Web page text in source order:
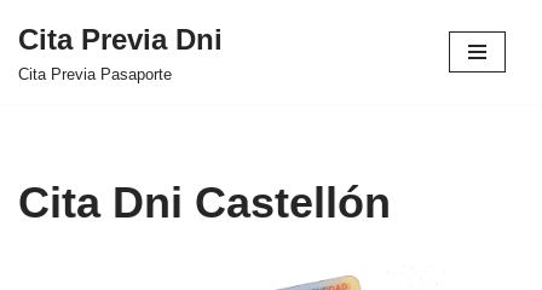
Saltar
Cita Previa Dni
Cita Previa Pasaporte
Cita Dni Castellón